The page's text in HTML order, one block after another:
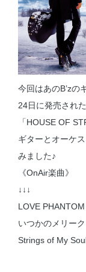
今回はあのB’zの
24日に発売され
「HOUSE OF
ギターとオーケ
みました♪
《OnAir楽曲》
↓↓↓
LOVE
いつかのメリー
Strings of My